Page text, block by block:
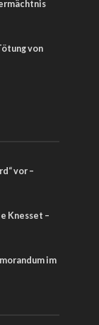
von
vor –
Knesset –
im